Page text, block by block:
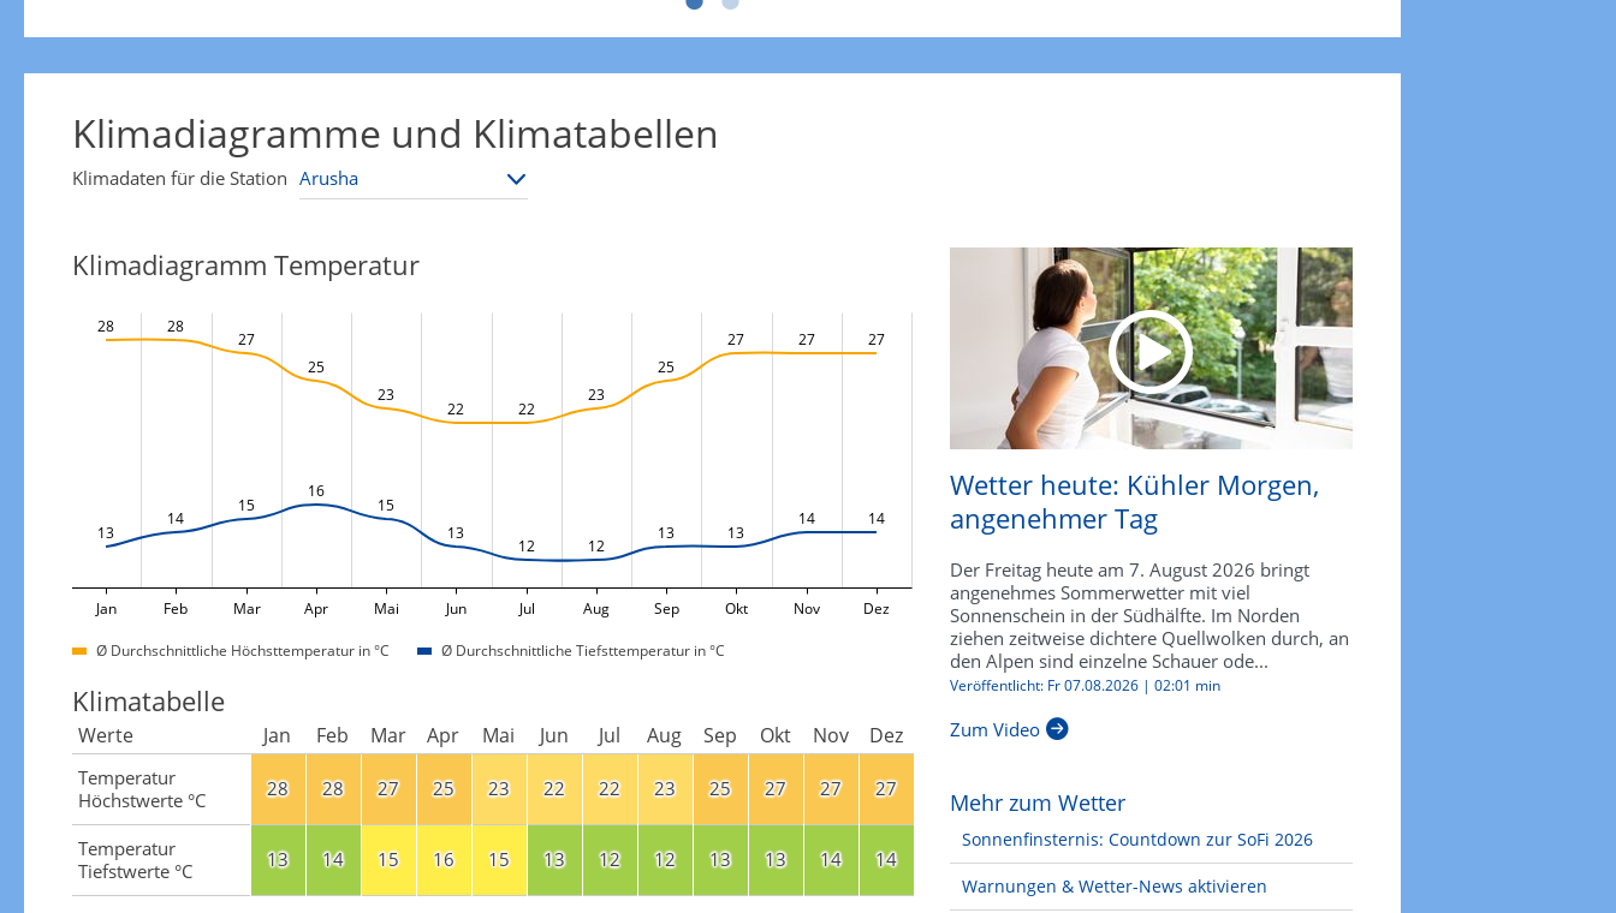
Klimadiagramme und Klimatabellen
Klimadaten für die Station
Klimadiagramm Temperatur
28 28
27
25
23
22 22
23
25
27 27 27
13
14
15
16
15
13
12 12
13 13
14 14
Jan Feb Mar Apr Mai Jun Jul Aug Sep Okt Nov Dez
Ø Durchschnittliche Höchsttemperatur in °C Ø Durchschnittliche Tiefsttemperatur in °C
Klimatabelle
Werte Jan Feb Mar Apr Mai Jun Jul Aug Sep Okt Nov Dez
Temperatur
Höchstwerte °C
28 28 27 25 23 22 22 23 25 27 27 27
Temperatur
Tiefstwerte °C
13 14 15 16 15 13 12 12 13 13 14 14
Wetter heute: Kühler Morgen,
angenehmer Tag
Der Freitag heute am 7. August 2026 bringt
angenehmes Sommerwetter mit viel
Sonnenschein in der Südhälfte. Im Norden
ziehen zeitweise dichtere Quellwolken durch, an
den Alpen sind einzelne Schauer ode...
Veröffentlicht: Fr 07.08.2026 | 02:01 min
Zum Video
Mehr zum Wetter
Sonnenfinsternis: Countdown zur SoFi 2026
Warnungen & Wetter-News aktivieren